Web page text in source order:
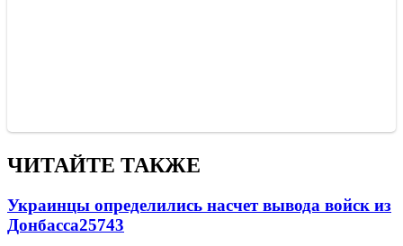
ЧИТАЙТЕ ТАКЖЕ
Украинцы определились насчет вывода войск из
Донбасса25743